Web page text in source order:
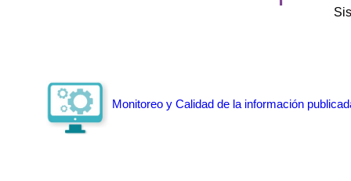
Monitoreo y Calidad de la información